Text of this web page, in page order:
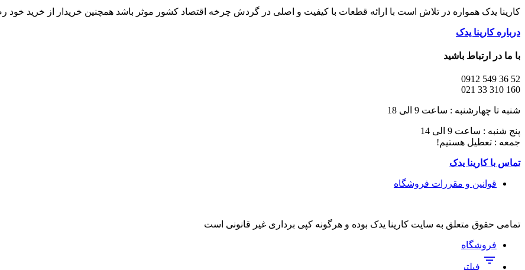
کارینا یدک همواره در تلاش است با ارائه قطعات با کیفیت و اصلی در گردش چرخه اقتصاد کشور موثر باشد همچنین خریدار از خرید خود
درباره کارینا یدک
با ما در ارتباط باشید
52 36 549 0912
160 310 33 021
شنبه تا چهارشنبه : ساعت 9 الی 18
پنج شنبه : ساعت 9 الی 14
جمعه : تعطیل هستیم!
تماس با کارینا یدک
قوانین و مقررات فروشگاه
تمامی حقوق متعلق به سایت کارینا یدک بوده و هرگونه کپی برداری غیر قانونی است
فروشگاه
فیلتر